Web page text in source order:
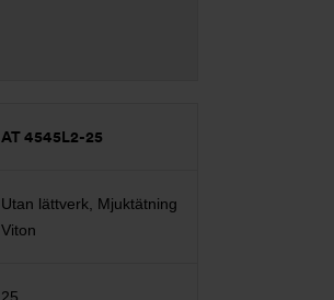
AT 4545L2-25
Utan lättverk, Mjuktätning
Viton